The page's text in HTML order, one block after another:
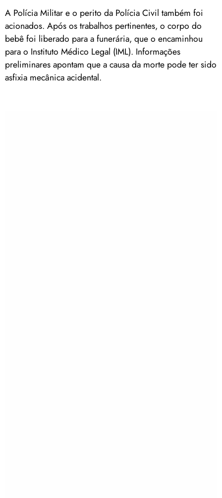
A Polícia Militar e o perito da Polícia Civil também foi
acionados. Após os trabalhos pertinentes, o corpo do
bebê foi liberado para a funerária, que o encaminhou
para o Instituto Médico Legal (IML). Informações
preliminares apontam que a causa da morte pode ter sido
asfixia mecânica acidental.